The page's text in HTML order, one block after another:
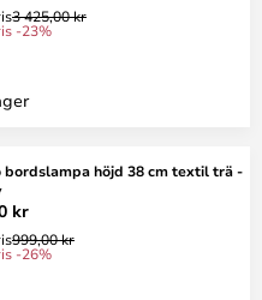
3 425,00 kr
-23%
bordslampa höjd 38 cm textil trä -
kr
999,00 kr
-26%